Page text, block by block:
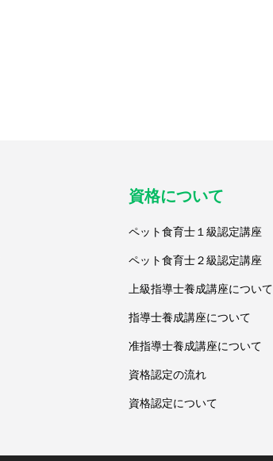
資格について
ペット食育士１級認定講座
ペット食育士２級認定講座
上級指導士養成講座について
指導士養成講座について
准指導士養成講座について
資格認定の流れ
資格認定について